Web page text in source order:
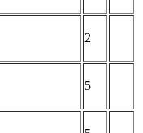
2
5